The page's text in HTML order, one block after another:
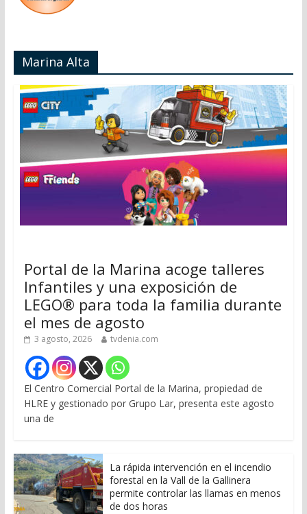
Marina Alta
Portal de la Marina acoge talleres
Infantiles y una exposición de
LEGO® para toda la familia durante
el mes de agosto
3 agosto, 2026 tvdenia.com
El Centro Comercial Portal de la Marina, propiedad de
HLRE y gestionado por Grupo Lar, presenta este agosto
una de
La rápida intervención en el incendio
forestal en la Vall de la Gallinera
permite controlar las llamas en menos
de dos horas